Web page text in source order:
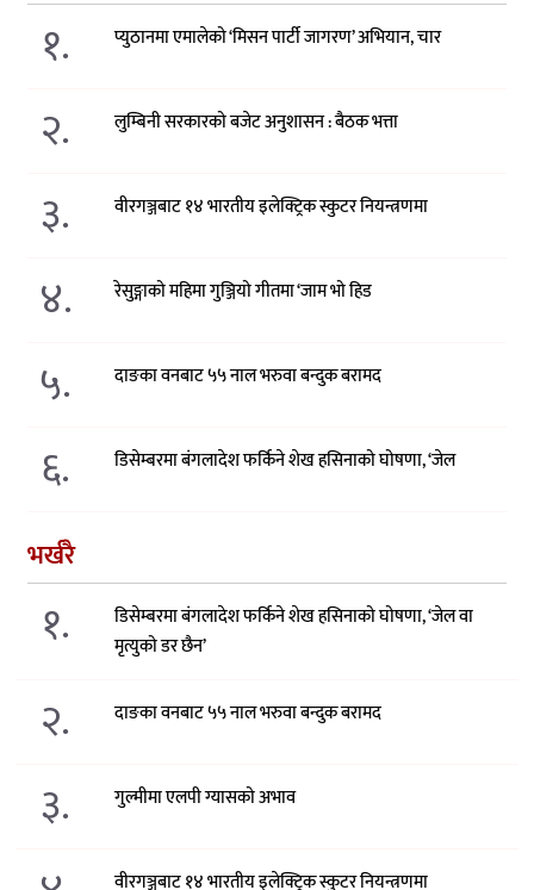
१. प्युठानमा एमालेको ‘मिसन पार्टी जागरण’ अभियान, चार
२. लुम्बिनी सरकारको बजेट अनुशासन : बैठक भत्ता
३. वीरगञ्जबाट १४ भारतीय इलेक्ट्रिक स्कुटर नियन्त्रणमा
४. रेसुङ्गाको महिमा गुञ्जियो गीतमा ‘जाम भो हिड
५. दाङका वनबाट ५५ नाल भरुवा बन्दुक बरामद
६. डिसेम्बरमा बंगलादेश फर्किने शेख हसिनाको घोषणा, ‘जेल
भर्खरै
१.
डिसेम्बरमा बंगलादेश फर्किने शेख हसिनाको घोषणा, ‘जेल वा
मृत्युको डर छैन’
२. दाङका वनबाट ५५ नाल भरुवा बन्दुक बरामद
३. गुल्मीमा एलपी ग्यासको अभाव
वीरगञ्जबाट १४ भारतीय इलेक्ट्रिक स्कुटर नियन्त्रणमा